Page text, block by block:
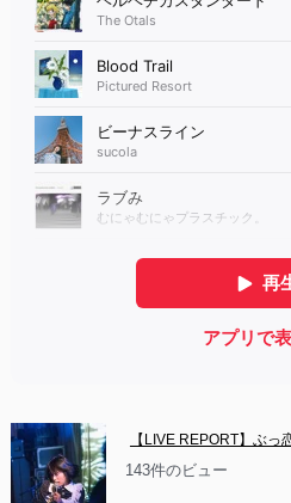
【LIVE REPORT】ぶ
143件のビュー